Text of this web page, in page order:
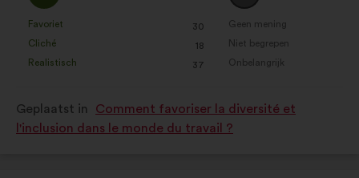
eens
:
als:
Favoriet
: 30
keer
Cliché
: 18
keer
Realistisch
: 37
keer
:
als:
Geen mening
:keer
Niet begrepen
:keer
Onbelangrijk
:keer
Geplaatst in
Comment favoriser la diversité et
l'inclusion dans le monde du travail ?